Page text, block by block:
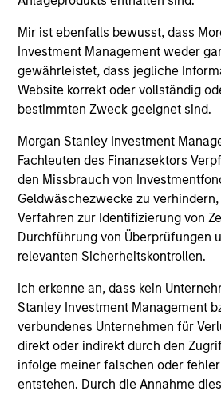
Mir ist ebenfalls bewusst, dass
Investment Management weder
gewährleistet, dass jegliche
Website korrekt oder vollständig
bestimmten Zweck geeignet sind.
Morgan Stanley Investment
Fachleuten des Finanzsektors
den Missbrauch von
Geldwäschezwecke zu
Verfahren zur Identifizierung von
Durchführung von Überprüfungen
relevanten Sicherheitskontrollen.
Ich erkenne an, dass kein
Stanley Investment Management
verbundenes Unternehmen für
direkt oder indirekt durch den
infolge meiner falschen oder
entstehen. Durch die Annahme
Cameron Smalls
Managing Director
Nat Cutler
Executive Director
Chengkai Hu
Jim Kim
Executive Director